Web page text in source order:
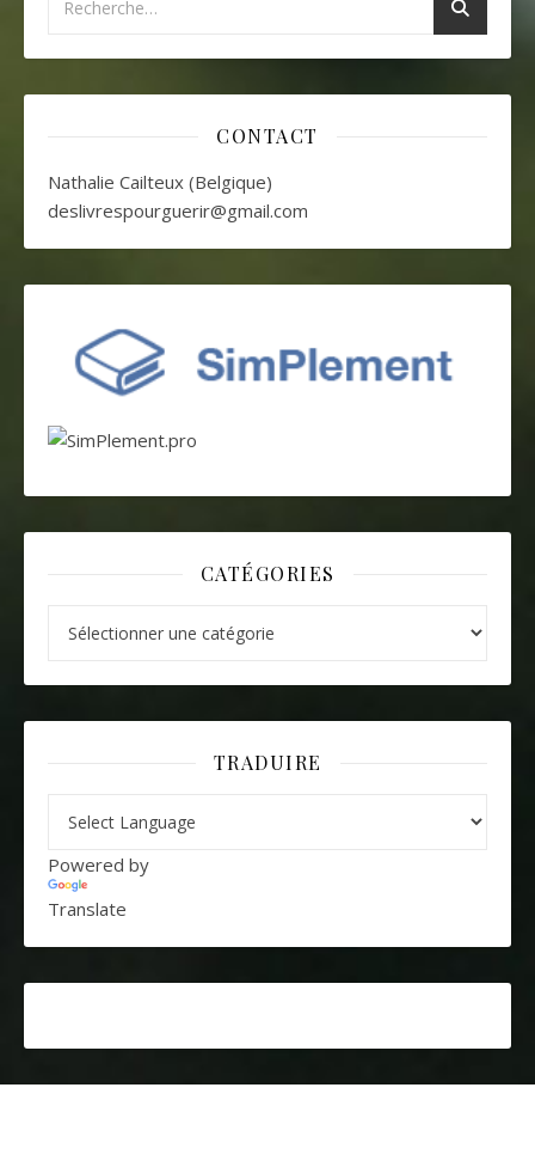
CONTACT
Nathalie Cailteux (Belgique)
deslivrespourguerir@gmail.com
CATÉGORIES
TRADUIRE
Powered by
Translate